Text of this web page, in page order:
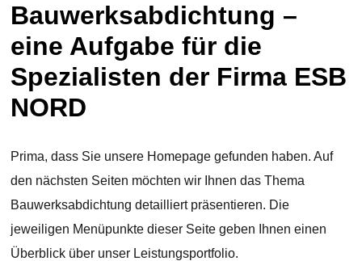
Bauwerksabdichtung –
eine Aufgabe für die
Spezialisten der Firma ESB
NORD
Prima, dass Sie unsere Homepage gefunden haben. Auf
den nächsten Seiten möchten wir Ihnen das Thema
Bauwerksabdichtung detailliert präsentieren. Die
jeweiligen Menüpunkte dieser Seite geben Ihnen einen
Überblick über unser Leistungsportfolio.